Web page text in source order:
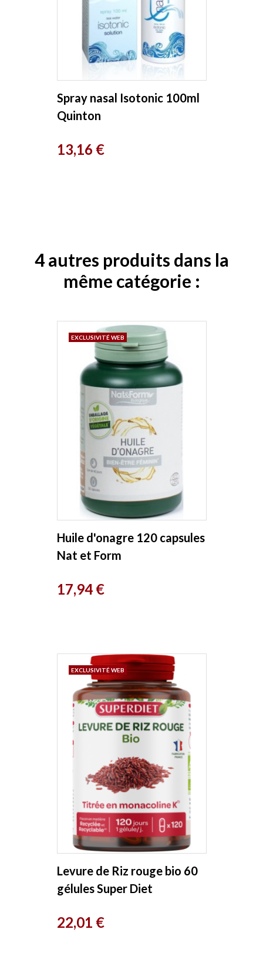
Spray nasal Isotonic 100ml
Quinton
Prix
13,16 €
4 autres produits dans la
même catégorie :
Huile d'onagre 120 capsules
Nat et Form
Prix
17,94 €
EXCLUSIVITÉ WEB
Levure de Riz rouge bio 60
gélules Super Diet
Prix
22,01 €
EXCLUSIVITÉ WEB